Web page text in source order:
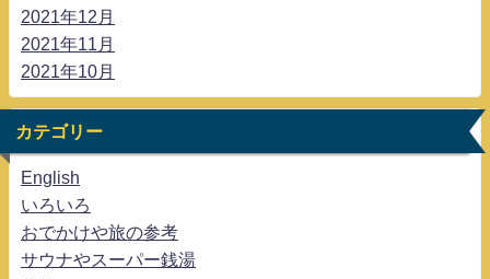
2021年12月
2021年11月
2021年10月
カテゴリー
English
いろいろ
おでかけや旅の参考
サウナやスーパー銭湯